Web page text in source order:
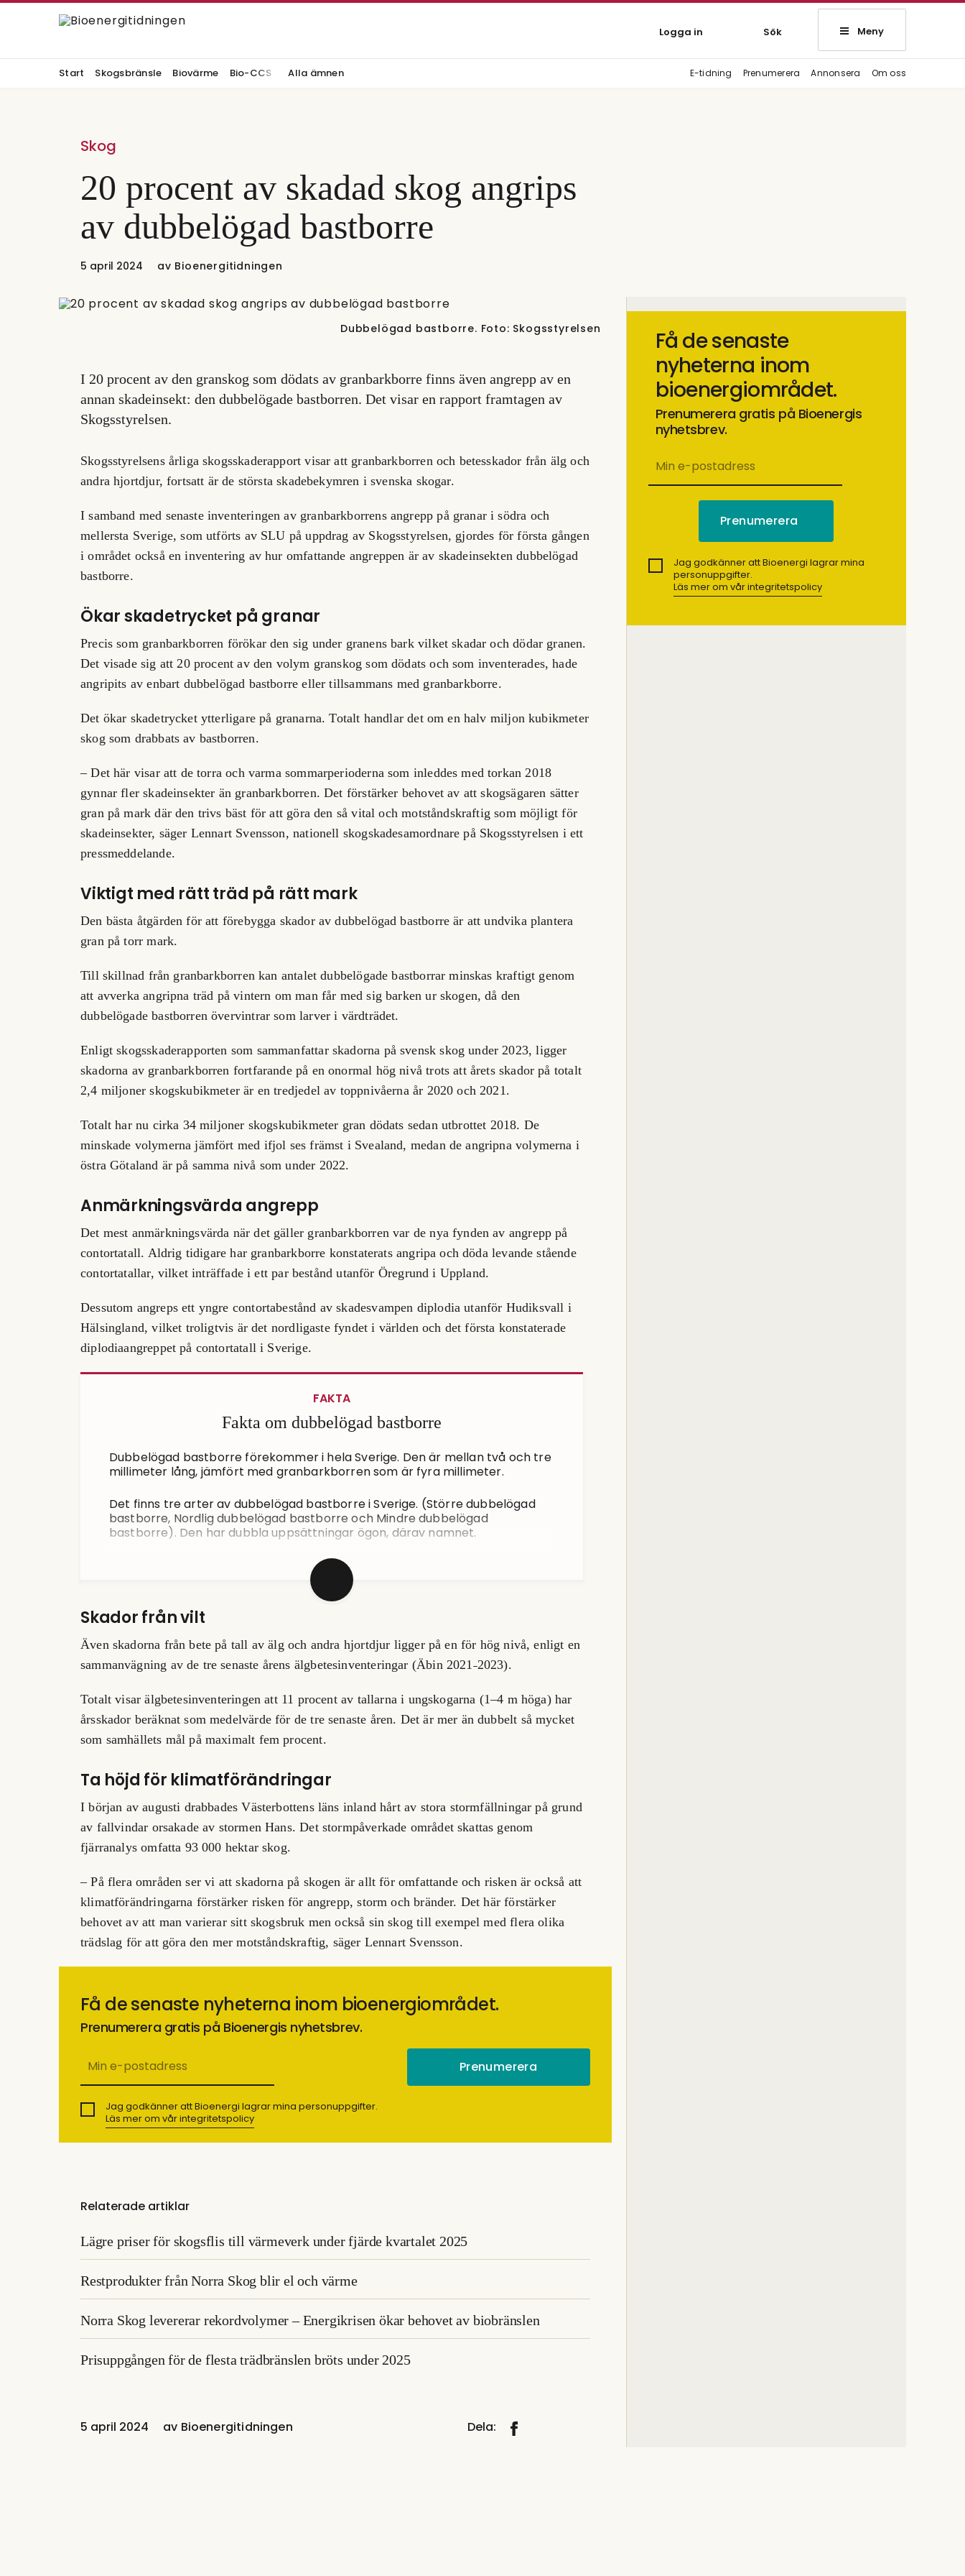
Logga in Sök Meny
Start Skogsbränsle Biovärme Bio-CCS Alla ämnen E-tidning Prenumerera Annonsera Om oss
Skog
20 procent av skadad skog angrips
av dubbelögad bastborre
5 april 2024 av Bioenergitidningen
Dubbelögad bastborre. Foto: Skogsstyrelsen
I 20 procent av den granskog som dödats av granbarkborre finns även angrepp av en
annan skadeinsekt: den dubbelögade bastborren. Det visar en rapport framtagen av
Skogsstyrelsen.
Skogsstyrelsens årliga skogsskaderapport visar att granbarkborren och betesskador från älg och
andra hjortdjur, fortsatt är de största skadebekymren i svenska skogar.
I samband med senaste inventeringen av granbarkborrens angrepp på granar i södra och
mellersta Sverige, som utförts av SLU på uppdrag av Skogsstyrelsen, gjordes för första gången
i området också en inventering av hur omfattande angreppen är av skadeinsekten dubbelögad
bastborre.
Ökar skadetrycket på granar
Precis som granbarkborren förökar den sig under granens bark vilket skadar och dödar granen.
Det visade sig att 20 procent av den volym granskog som dödats och som inventerades, hade
angripits av enbart dubbelögad bastborre eller tillsammans med granbarkborre.
Det ökar skadetrycket ytterligare på granarna. Totalt handlar det om en halv miljon kubikmeter
skog som drabbats av bastborren.
– Det här visar att de torra och varma sommarperioderna som inleddes med torkan 2018
gynnar fler skadeinsekter än granbarkborren. Det förstärker behovet av att skogsägaren sätter
gran på mark där den trivs bäst för att göra den så vital och motståndskraftig som möjligt för
skadeinsekter, säger Lennart Svensson, nationell skogskadesamordnare på Skogsstyrelsen i ett
pressmeddelande.
Viktigt med rätt träd på rätt mark
Den bästa åtgärden för att förebygga skador av dubbelögad bastborre är att undvika plantera
gran på torr mark.
Till skillnad från granbarkborren kan antalet dubbelögade bastborrar minskas kraftigt genom
att avverka angripna träd på vintern om man får med sig barken ur skogen, då den
dubbelögade bastborren övervintrar som larver i värdträdet.
Enligt skogsskaderapporten som sammanfattar skadorna på svensk skog under 2023, ligger
skadorna av granbarkborren fortfarande på en onormal hög nivå trots att årets skador på totalt
2,4 miljoner skogskubikmeter är en tredjedel av toppnivåerna år 2020 och 2021.
Totalt har nu cirka 34 miljoner skogskubikmeter gran dödats sedan utbrottet 2018. De
minskade volymerna jämfört med ifjol ses främst i Svealand, medan de angripna volymerna i
östra Götaland är på samma nivå som under 2022.
Anmärkningsvärda angrepp
Det mest anmärkningsvärda när det gäller granbarkborren var de nya fynden av angrepp på
contortatall. Aldrig tidigare har granbarkborre konstaterats angripa och döda levande stående
contortatallar, vilket inträffade i ett par bestånd utanför Öregrund i Uppland.
Dessutom angreps ett yngre contortabestånd av skadesvampen diplodia utanför Hudiksvall i
Hälsingland, vilket troligtvis är det nordligaste fyndet i världen och det första konstaterade
diplodiaangreppet på contortatall i Sverige.
FAKTA
Fakta om dubbelögad bastborre
Dubbelögad bastborre förekommer i hela Sverige. Den är mellan två och tre
millimeter lång, jämfört med granbarkborren som är fyra millimeter.
Det finns tre arter av dubbelögad bastborre i Sverige. (Större dubbelögad
bastborre, Nordlig dubbelögad bastborre och Mindre dubbelögad
bastborre). Den har dubbla uppsättningar ögon, därav namnet.
De angriper företrädesvis gran och föredrar undertryckta nedsatta
och/eller starkt torkstressade träd. De svärmar och angriper träden i juli-
augusti och övervintrar i träden som skalbagge eller larv. Förpuppningen
sker i maj-juni.
Källa: Skogsstyrelsen
Skador från vilt
Även skadorna från bete på tall av älg och andra hjortdjur ligger på en för hög nivå, enligt en
sammanvägning av de tre senaste årens älgbetesinventeringar (Äbin 2021˗2023).
Totalt visar älgbetesinventeringen att 11 procent av tallarna i ungskogarna (1–4 m höga) har
årsskador beräknat som medelvärde för de tre senaste åren. Det är mer än dubbelt så mycket
som samhällets mål på maximalt fem procent.
Ta höjd för klimatförändringar
I början av augusti drabbades Västerbottens läns inland hårt av stora stormfällningar på grund
av fallvindar orsakade av stormen Hans. Det stormpåverkade området skattas genom
fjärranalys omfatta 93 000 hektar skog.
– På flera områden ser vi att skadorna på skogen är allt för omfattande och risken är också att
klimatförändringarna förstärker risken för angrepp, storm och bränder. Det här förstärker
behovet av att man varierar sitt skogsbruk men också sin skog till exempel med flera olika
trädslag för att göra den mer motståndskraftig, säger Lennart Svensson.
Få de senaste nyheterna inom bioenergiområdet.
Prenumerera gratis på Bioenergis nyhetsbrev.
Jag godkänner att Bioenergi lagrar mina personuppgifter.
Läs mer om vår integritetspolicy
Relaterade artiklar
Lägre priser för skogsflis till värmeverk under fjärde kvartalet 2025
Restprodukter från Norra Skog blir el och värme
Norra Skog levererar rekordvolymer – Energikrisen ökar behovet av biobränslen
Prisuppgången för de flesta trädbränslen bröts under 2025
5 april 2024 av Bioenergitidningen Dela:
Få de senaste
nyheterna inom
bioenergiområdet.
Prenumerera gratis på Bioenergis
nyhetsbrev.
Jag godkänner att Bioenergi lagrar mina
personuppgifter.
Läs mer om vår integritetspolicy